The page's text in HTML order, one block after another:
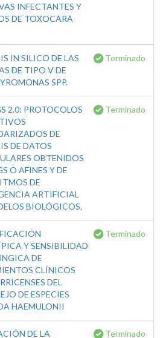
INFECTANTES Y
DE TOXOCARA
IN SILICO DE LAS
DE TIPO V DE
SPP.
Terminado
2.0: PROTOCOLOS
DE
DE DATOS
OBTENIDOS
O AFINES Y DE
DE
ARTIFICIAL
BIOLÓGICOS.
Terminado
Y SENSIBILIDAD
DE
CLÍNICOS
DEL
DE ESPECIES
HAEMULONII
Terminado
DE LA Terminado